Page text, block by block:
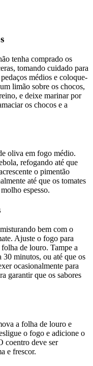
tenha comprado os
tomando cuidado para
médios e coloque-
limão sobre os chocos,
e deixe marinar por
os chocos e a
oliva em fogo médio.
refogando até que
o pimentão
até que os tomates
espesso.
bem com o
Ajuste o fogo para
de louro. Tampe a
30 minutos, ou até que os
ocasionalmente para
garantir que os sabores
a folha de louro e
o fogo e adicione o
coentro deve ser
e frescor.